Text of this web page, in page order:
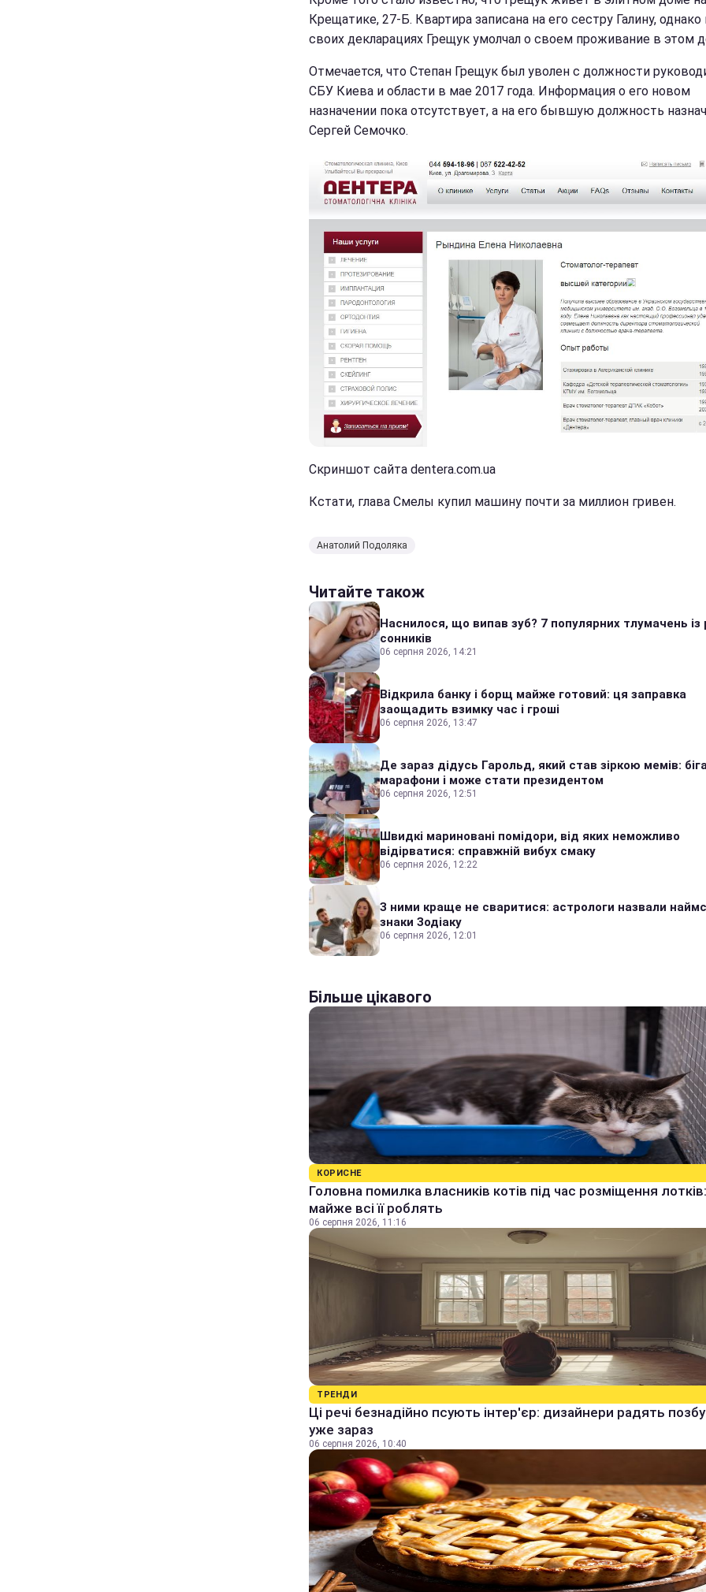
Крещатике, 27-Б. Квартира записана на его сестру Галину, однако
своих декларациях Грещук умолчал о своем проживание в этом
Отмечается, что Степан Грещук был уволен с должности
СБУ Киева и области в мае 2017 года. Информация о его новом
назначении пока отсутствует, а на его бывшую должность
Сергей Семочко.
Скриншот сайта dentera.com.ua
Кстати, глава Смелы купил машину почти за миллион гривен.
Анатолий Подоляка
Читайте також
Наснилося, що випав зуб? 7 популярних тлумачень із
сонників
06 серпня 2026, 14:21
Відкрила банку і борщ майже готовий: ця заправка
заощадить взимку час і гроші
06 серпня 2026, 13:47
Де зараз дідусь Гарольд, який став зіркою мемів:
марафони і може стати президентом
06 серпня 2026, 12:51
Швидкі мариновані помідори, від яких неможливо
відірватися: справжній вибух смаку
06 серпня 2026, 12:22
З ними краще не сваритися: астрологи назвали
знаки Зодіаку
06 серпня 2026, 12:01
Більше цікавого
КОРИСНЕ
Головна помилка власників котів під час розміщення лотків:
майже всі її роблять
06 серпня 2026, 11:16
ТРЕНДИ
Ці речі безнадійно псують інтер'єр: дизайнери радять
уже зараз
06 серпня 2026, 10:40